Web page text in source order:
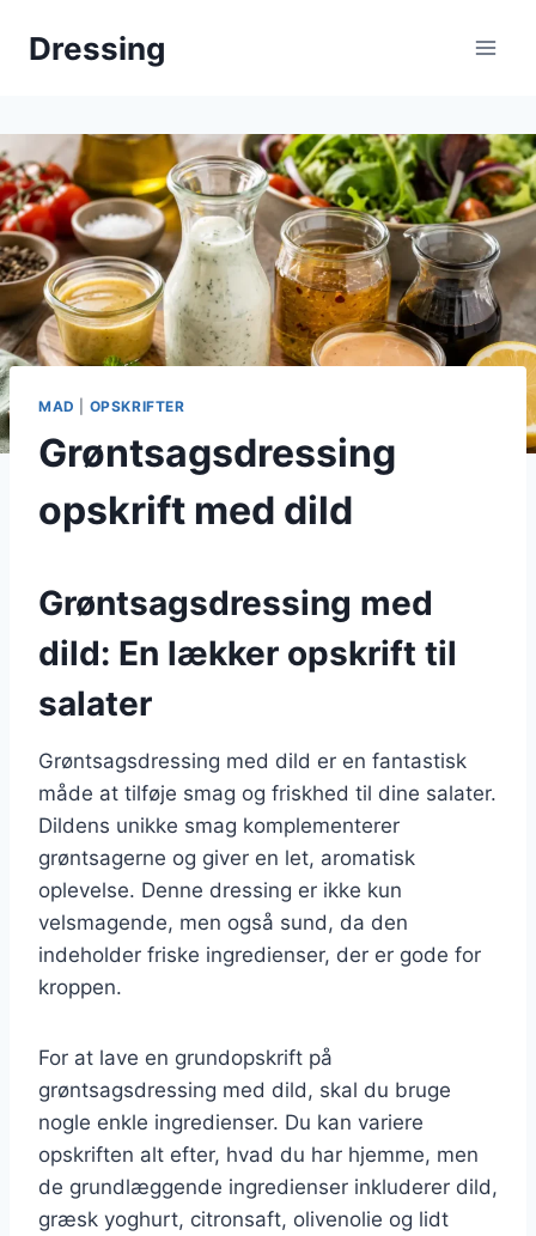
Dressing
MAD OPSKRIFTER
Grøntsagsdressing
opskrift med dild
Grøntsagsdressing med
dild: En lækker opskrift til
salater
Grøntsagsdressing med dild er en fantastisk
måde at tilføje smag og friskhed til dine salater.
Dildens unikke smag komplementerer
grøntsagerne og giver en let, aromatisk
oplevelse. Denne dressing er ikke kun
velsmagende, men også sund, da den
indeholder friske ingredienser, der er gode for
kroppen.
For at lave en grundopskrift på
grøntsagsdressing med dild, skal du bruge
nogle enkle ingredienser. Du kan variere
opskriften alt efter, hvad du har hjemme, men
de grundlæggende ingredienser inkluderer dild,
græsk yoghurt, citronsaft, olivenolie og lidt